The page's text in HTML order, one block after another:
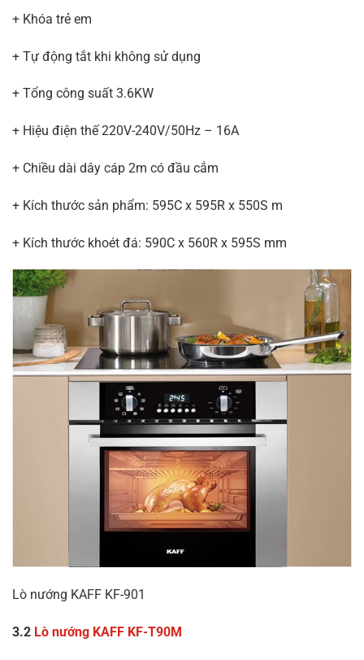
+ Khóa trẻ em
+ Tự động tắt khi không sử dụng
+ Tổng công suất 3.6KW
+ Hiệu điện thế 220V-240V/50Hz – 16A
+ Chiều dài dây cáp 2m có đầu cắm
+ Kích thước sản phẩm: 595C x 595R x 550S m
+ Kích thước khoét đá: 590C x 560R x 595S mm
Lò nướng KAFF KF-901
3.2 Lò nướng KAFF KF-T90M